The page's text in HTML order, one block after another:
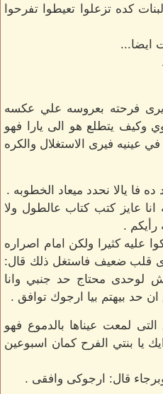
كده تزعلوا تعيطوا تفرحوا
ايضا...
فرحته بعروسه علي عكسه
وكيف يتطلع هو الى يارا فهو
فيرى الاستغلال والكره
فا يالا نحدد ميعاد الخطوبه .
عايز كتب كتاب عالطول ولا
رأيكم .
كثيرا ولكن امام اصراره
قلب ضعيف فاستغل ذلك قال:
لوحدى محتاج حد جنبي وانا
بيهتم بيا ارجوك توافق .
لمعت عيناها بالدموع فهو
يا بنتي الفرح كمان اسبوعين
قال: ارجوكى وافقى .